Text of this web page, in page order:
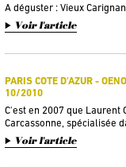
A déguster : Vieux
Voir l'article
PARIS COTE D'AZUR -
10/2010
C'est en 2007 que Laurent
Carcassonne, spécialisée
Voir l'article